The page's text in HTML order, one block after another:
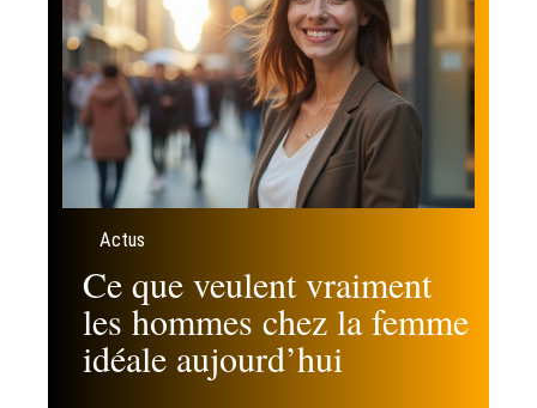
Actus
Ce que veulent vraiment
les hommes chez la femme
idéale aujourd’hui